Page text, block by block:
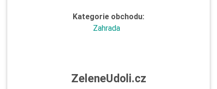
Kategorie obchodu:
Zahrada
ZeleneUdoli.cz